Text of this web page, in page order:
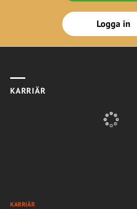
Logga in
KARRIÄR
KARRIÄR